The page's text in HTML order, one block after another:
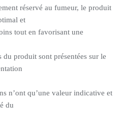
réservé au fumeur, le produit
et
tout en favorisant une
du produit sont présentées sur le
n’ont qu’une valeur indicative et
du